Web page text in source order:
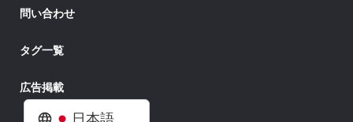
日本語
問い合わせ
タグ一覧
広告掲載